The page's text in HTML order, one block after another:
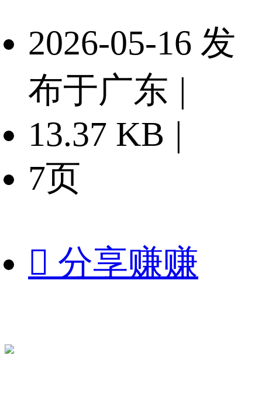
2026-05-16 发
布于广东 |
13.37 KB |
7页
 分享赚赚